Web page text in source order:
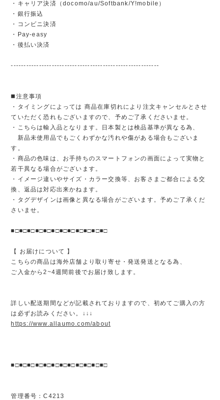
・キャリア決済（docomo/au/Softbank/Y!mobile）
・銀行振込
・コンビニ決済
・Pay-easy
・後払い決済
----------------------------------------------------------
◼️注意事項
・タイミングによっては 商品在庫切れにより注文キャンセルとさせ
ていただく恐れもございますので、予めご了承くださいませ。
・こちらは輸入品となります。日本製とは検品基準が異なる為、
新品未使用品でもごくわずかな汚れや傷がある場合もございま
す。
・商品の色味は、お手持ちのスマートフォンの画面によって実物と
若干異なる場合がございます。
・イメージ違いやサイズ・カラー交換等、お客さまご都合による交
換、返品は対応出来かねます。
・タグデザインは画像と異なる場合がございます。予めご了承くだ
さいませ。
■□■□■□■□■□■□■□■□■□■□■□■□
【 お届けについて 】
こちらの商品は海外店舗より取り寄せ・発送発送となる為、
ご入金から2~4週間前後でお届け致します。
詳しい配送期間などが記載されておりますので、初めてご購入の方
は必ずお読みください。↓↓↓
https://www.allaumo.com/about
■□■□■□■□■□■□■□■□■□■□■□■□
管理番号：C4213